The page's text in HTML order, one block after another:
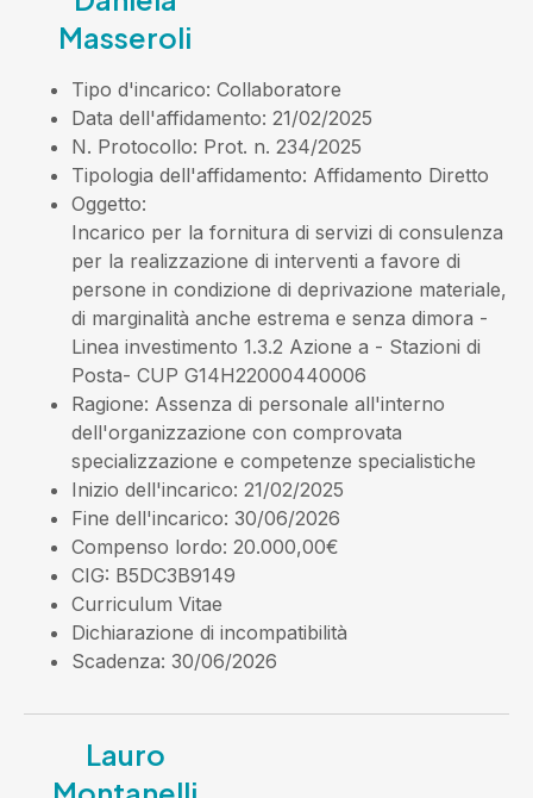
Masseroli
Tipo d'incarico: Collaboratore
Data dell'affidamento: 21/02/2025
N. Protocollo: Prot. n. 234/2025
Tipologia dell'affidamento: Affidamento Diretto
Oggetto:
Incarico per la fornitura di servizi di consulenza
per la realizzazione di interventi a favore di
persone in condizione di deprivazione materiale,
di marginalità anche estrema e senza dimora -
Linea investimento 1.3.2 Azione a - Stazioni di
Posta- CUP G14H22000440006
Ragione: Assenza di personale all'interno
dell'organizzazione con comprovata
specializzazione e competenze specialistiche
Inizio dell'incarico: 21/02/2025
Fine dell'incarico: 30/06/2026
Compenso lordo: 20.000,00€
CIG: B5DC3B9149
Curriculum Vitae
Dichiarazione di incompatibilità
Scadenza: 30/06/2026
Lauro